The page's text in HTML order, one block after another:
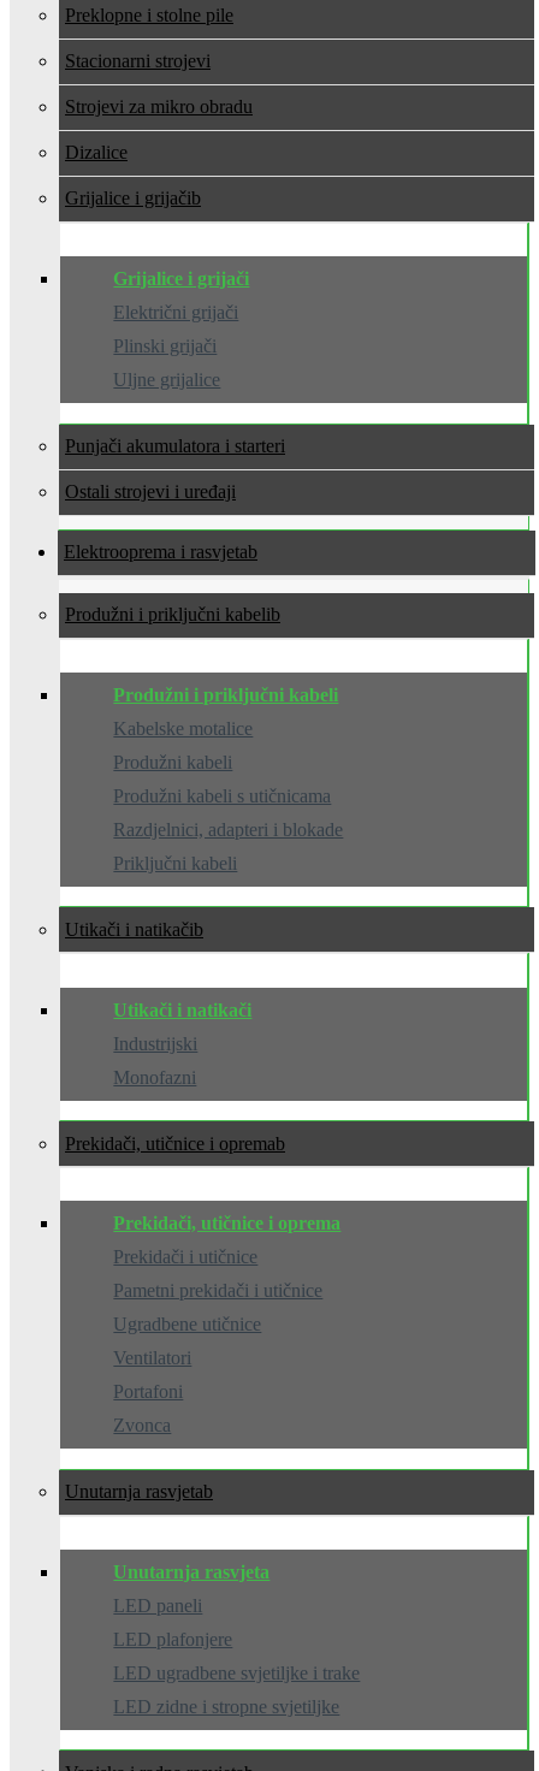
Preklopne i stolne pile
Stacionarni strojevi
Strojevi za mikro obradu
Dizalice
Grijalice i grijači
Grijalice i grijači
Električni grijači
Plinski grijači
Uljne grijalice
Punjači akumulatora i starteri
Ostali strojevi i uređaji
Elektrooprema i rasvjeta
Produžni i priključni kabeli
Produžni i priključni kabeli
Kabelske motalice
Produžni kabeli
Produžni kabeli s utičnicama
Razdjelnici, adapteri i blokade
Priključni kabeli
Utikači i natikači
Utikači i natikači
Industrijski
Monofazni
Prekidači, utičnice i oprema
Prekidači, utičnice i oprema
Prekidači i utičnice
Pametni prekidači i utičnice
Ugradbene utičnice
Ventilatori
Portafoni
Zvonca
Unutarnja rasvjeta
Unutarnja rasvjeta
LED paneli
LED plafonjere
LED ugradbene svjetiljke i trake
LED zidne i stropne svjetiljke